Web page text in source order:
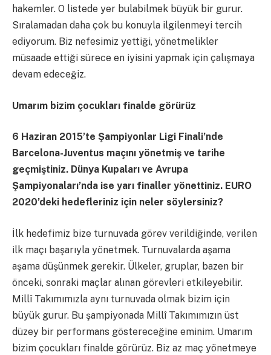
hakemler. O listede yer bulabilmek büyük bir gurur.
Sıralamadan daha çok bu konuyla ilgilenmeyi tercih
ediyorum. Biz nefesimiz yettiği, yönetmelikler
müsaade ettiği sürece en iyisini yapmak için çalışmaya
devam edeceğiz.
Umarım bizim çocukları finalde görürüz
6 Haziran 2015’te Şampiyonlar Ligi Finali’nde
Barcelona-Juventus maçını yönetmiş ve tarihe
geçmiştiniz. Dünya Kupaları ve Avrupa
Şampiyonaları’nda ise yarı finaller yönettiniz. EURO
2020’deki hedefleriniz için neler söylersiniz?
İlk hedefimiz bize turnuvada görev verildiğinde, verilen
ilk maçı başarıyla yönetmek. Turnuvalarda aşama
aşama düşünmek gerekir. Ülkeler, gruplar, bazen bir
önceki, sonraki maçlar alınan görevleri etkileyebilir.
Millî Takımımızla aynı turnuvada olmak bizim için
büyük gurur. Bu şampiyonada Millî Takımımızın üst
düzey bir performans göstereceğine eminim. Umarım
bizim çocukları finalde görürüz. Biz az maç yönetmeye